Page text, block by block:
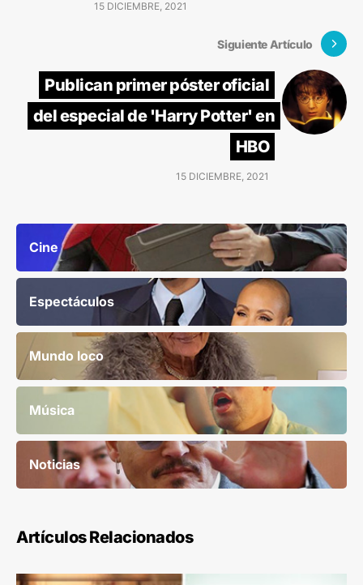
15 DICIEMBRE, 2021
Siguiente Artículo
Publican primer póster oficial
del especial de 'Harry Potter' en
HBO
15 DICIEMBRE, 2021
Cine
Espectáculos
Mundo loco
Música
Noticias
Artículos Relacionados